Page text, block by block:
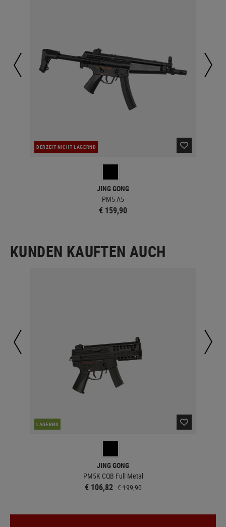
DERZEIT NICHT LAGERND
JING GONG
PM5 A5
€ 159,90
KUNDEN KAUFTEN AUCH
LAGERND
JING GONG
PM5K CQB Full Metal
€ 106,82 € 199,90